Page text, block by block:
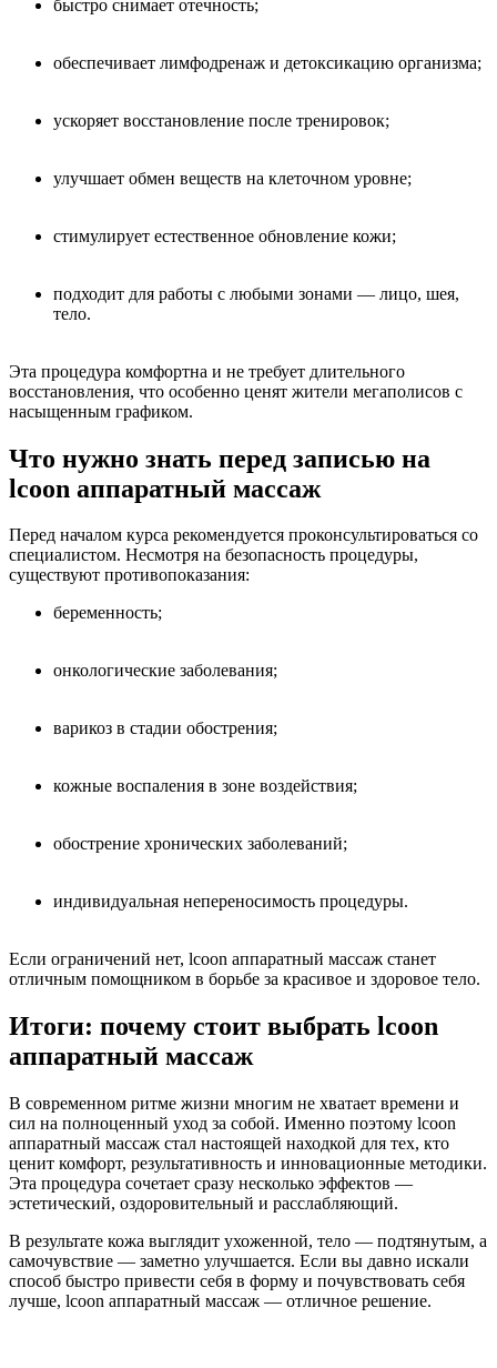
быстро снимает отечность;
обеспечивает лимфодренаж и детоксикацию организма;
ускоряет восстановление после тренировок;
улучшает обмен веществ на клеточном уровне;
стимулирует естественное обновление кожи;
подходит для работы с любыми зонами — лицо, шея,
тело.
Эта процедура комфортна и не требует длительного
восстановления, что особенно ценят жители мегаполисов с
насыщенным графиком.
Что нужно знать перед записью на
lcoon аппаратный массаж
Перед началом курса рекомендуется проконсультироваться со
специалистом. Несмотря на безопасность процедуры,
существуют противопоказания:
беременность;
онкологические заболевания;
варикоз в стадии обострения;
кожные воспаления в зоне воздействия;
обострение хронических заболеваний;
индивидуальная непереносимость процедуры.
Если ограничений нет, lcoon аппаратный массаж станет
отличным помощником в борьбе за красивое и здоровое тело.
Итоги: почему стоит выбрать lcoon
аппаратный массаж
В современном ритме жизни многим не хватает времени и
сил на полноценный уход за собой. Именно поэтому lcoon
аппаратный массаж стал настоящей находкой для тех, кто
ценит комфорт, результативность и инновационные методики.
Эта процедура сочетает сразу несколько эффектов —
эстетический, оздоровительный и расслабляющий.
В результате кожа выглядит ухоженной, тело — подтянутым, а
самочувствие — заметно улучшается. Если вы давно искали
способ быстро привести себя в форму и почувствовать себя
лучше, lcoon аппаратный массаж — отличное решение.